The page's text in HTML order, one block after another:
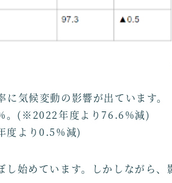
気候変動の影響が出ています。
。(※2022年度より76.6%減)
度より0.5%減)
し始めています。しかしながら、